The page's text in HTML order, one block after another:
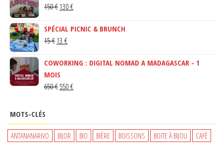
150€ LE
INITIAL
ÉTAIT :
130 €LE
ACTUEL
SPÉCIAL PICNIC & BRUNCH
15€ LE
INITIAL
ÉTAIT :
15 €.
13 €LE
ACTUEL
13 €.
COWORKING : DIGITAL NOMAD A MADAGASCAR - 1
MOIS
650€ LE
650 €.
550 €LE
550 €.
MOTS-CLÉS
ANTANANARIVO BIJOR BIO BIÈRE BOISSONS BOITE À BIJOU CAFÉ